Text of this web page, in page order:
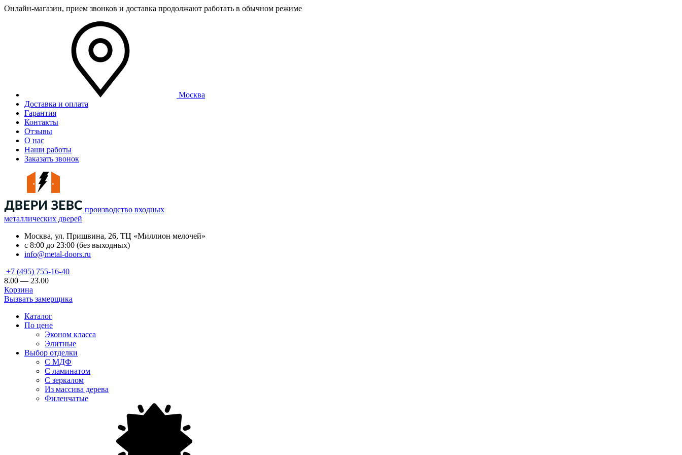
Онлайн-магазин, прием звонков и доставка продолжают работать в обычном режиме
Москва
Доставка и оплата
Гарантия
Контакты
Отзывы
О нас
Наши работы
Заказать звонок
производство входных
металлических дверей
Москва, ул. Пришвина, 26, ТЦ «Миллион мелочей»
с 8:00 до 23:00 (без выходных)
info@metal-doors.ru
+7 (495) 755-16-40
8.00 — 23.00
Корзина
Вызвать замерщика
Каталог
По цене
Эконом класса
Элитные
Выбор отделки
С МДФ
С ламинатом
С зеркалом
Из массива дерева
Филенчатые